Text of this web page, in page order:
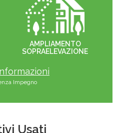
AMPLIAMENTO
SOPRAELEVAZIONE
Impegno
Usati